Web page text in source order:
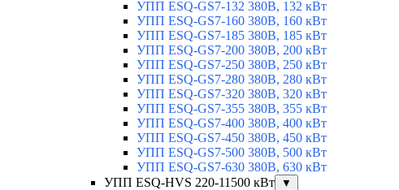
УПП ESQ-GS7-132 380В, 132 кВт
УПП ESQ-GS7-160 380В, 160 кВт
УПП ESQ-GS7-185 380В, 185 кВт
УПП ESQ-GS7-200 380В, 200 кВт
УПП ESQ-GS7-250 380В, 250 кВт
УПП ESQ-GS7-280 380В, 280 кВт
УПП ESQ-GS7-320 380В, 320 кВт
УПП ESQ-GS7-355 380В, 355 кВт
УПП ESQ-GS7-400 380В, 400 кВт
УПП ESQ-GS7-450 380В, 450 кВт
УПП ESQ-GS7-500 380В, 500 кВт
УПП ESQ-GS7-630 380В, 630 кВт
УПП ESQ-HVS 220-11500 кВт
▼